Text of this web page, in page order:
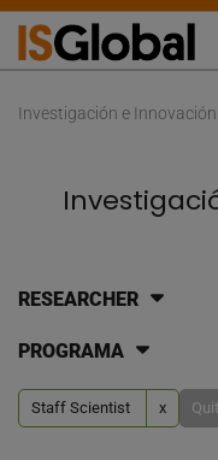
Investigación e Innovación
RESEARCHER
PROGRAMA
Staff Scientist x